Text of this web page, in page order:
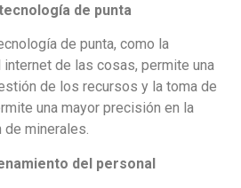
de punta
de punta, como la
de las cosas, permite una
de los recursos y la toma de
una mayor precisión en la
minerales.
del personal